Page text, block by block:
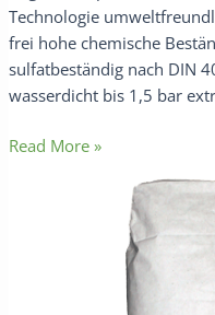
Technologie
frei hohe chemische
sulfatbeständig nach DIN
wasserdicht bis 1,5 bar
Read More »